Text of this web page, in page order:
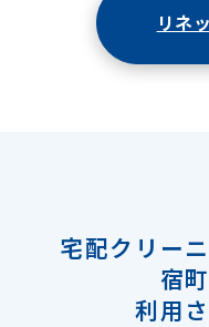
リネ
宅配クリー
宿
利用